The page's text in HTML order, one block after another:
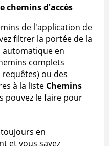
chemins d'accès
de l'application de
filtrer la portée de la
en
complets
ou des
à la liste Chemins
pouvez le faire pour
en
et vous savez